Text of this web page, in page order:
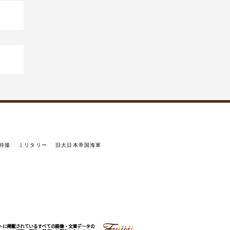
撮 ミリタリー 旧大日本帝国海軍